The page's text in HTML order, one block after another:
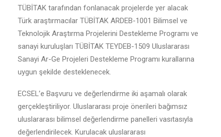
TÜBİTAK tarafından fonlanacak projelerde yer alacak
Türk araştırmacılar TÜBİTAK ARDEB-1001 Bilimsel ve
Teknolojik Araştırma Projelerini Destekleme Programı ve
sanayi kuruluşları TÜBİTAK TEYDEB-1509 Uluslararası
Sanayi Ar-Ge Projeleri Destekleme Programı kurallarına
uygun şekilde desteklenecek.
ECSEL’e Başvuru ve değerlendirme iki aşamalı olarak
gerçekleştiriliyor. Uluslararası proje önerileri bağımsız
uluslararası bilimsel değerlendirme panelleri vasıtasıyla
değerlendirilecek. Kurulacak uluslararası